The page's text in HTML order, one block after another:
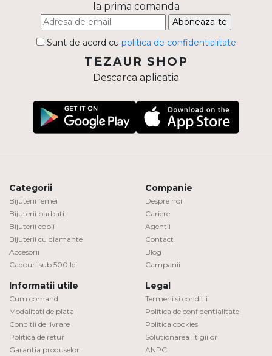
la prima comanda
Aboneaza-te
Sunt de acord cu politica de confidentialitate
TEZAUR SHOP
Descarca aplicatia
Categorii
Bijuterii femei
Bijuterii barbati
Bijuterii copii
Bijuterii cu diamante
Accesorii
Cadouri sub 500 lei
Companie
Despre noi
Cariere
Agentii
Contact
Blog
Campanii
Informatii utile
Cum comand
Modalitati de plata
Conditii de livrare
Politica de retur
Garantia produselor
Legal
Termeni si conditii
Politica de confidentialitate
Politica cookies
Solutionarea litigiilor
ANPC